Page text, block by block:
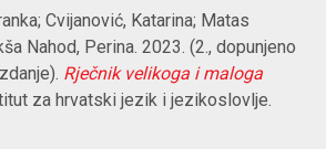
Cvijanović, Katarina; Matas
Nahod, Perina. 2023. (2., dopunjeno
Rječnik velikoga i maloga
za hrvatski jezik i jezikoslovlje.